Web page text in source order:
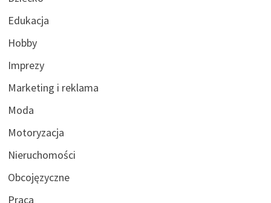
Edukacja
Hobby
Imprezy
Marketing i reklama
Moda
Motoryzacja
Nieruchomości
Obcojęzyczne
Praca